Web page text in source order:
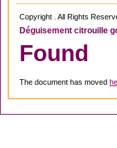
Copyright . All Rights
Déguisement citrouille
Found
The document has moved